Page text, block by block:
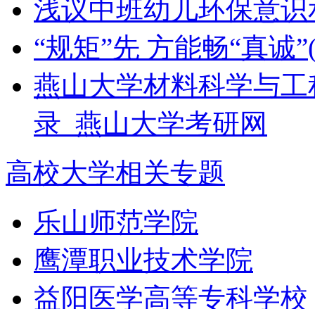
浅议中班幼儿环保意
“规矩”先 方能畅“真诚
燕山大学材料科学与
录_燕山大学考研网
高校大学相关专题
乐山师范学院
鹰潭职业技术学院
益阳医学高等专科学校